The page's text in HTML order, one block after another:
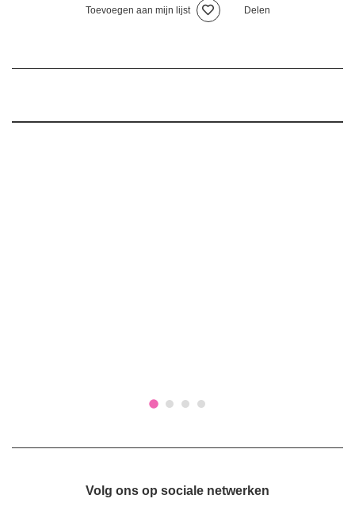
Toevoegen aan mijn lijst Delen
Volg ons op sociale netwerken